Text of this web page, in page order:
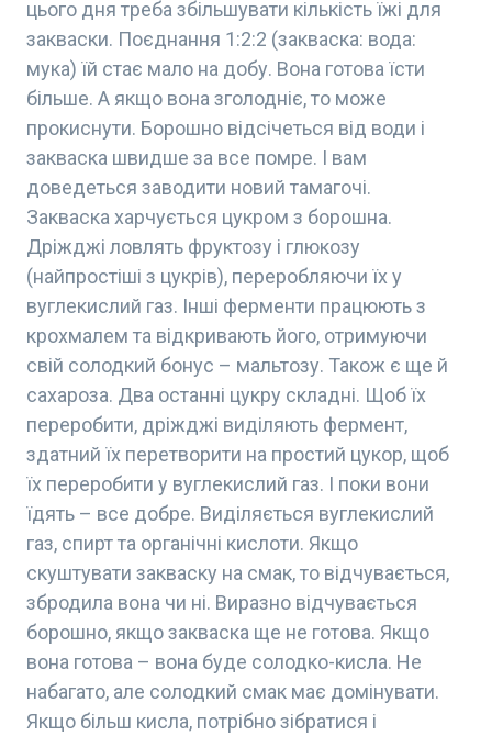
цього дня треба збільшувати кількість їжі для
закваски. Поєднання 1:2:2 (закваска: вода:
мука) їй стає мало на добу. Вона готова їсти
більше. А якщо вона зголодніє, то може
прокиснути. Борошно відсічеться від води і
закваска швидше за все помре. І вам
доведеться заводити новий тамагочі.
Закваска харчується цукром з борошна.
Дріжджі ловлять фруктозу і глюкозу
(найпростіші з цукрів), переробляючи їх у
вуглекислий газ. Інші ферменти працюють з
крохмалем та відкривають його, отримуючи
свій солодкий бонус – мальтозу. Також є ще й
сахароза. Два останні цукру складні. Щоб їх
переробити, дріжджі виділяють фермент,
здатний їх перетворити на простий цукор, щоб
їх переробити у вуглекислий газ. І поки вони
їдять – все добре. Виділяється вуглекислий
газ, спирт та органічні кислоти. Якщо
скуштувати закваску на смак, то відчувається,
збродила вона чи ні. Виразно відчувається
борошно, якщо закваска ще не готова. Якщо
вона готова – вона буде солодко-кисла. Не
набагато, але солодкий смак має домінувати.
Якщо більш кисла, потрібно зібратися і